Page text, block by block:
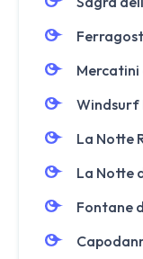
Mercatini
Windsurf
La Notte
La Notte
Fontane